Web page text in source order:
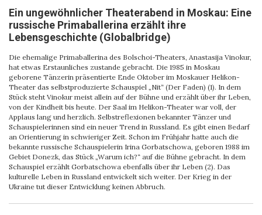
Ein ungewöhnlicher Theaterabend in Moskau: Eine
russische Primaballerina erzählt ihre
Lebensgeschichte (Globalbridge)
Die ehemalige Primaballerina des Bolschoi-Theaters, Anastasija Vinokur,
hat etwas Erstaunliches zustande gebracht. Die 1985 in Moskau
geborene Tänzerin präsentierte Ende Oktober im Moskauer Helikon-
Theater das selbstproduzierte Schauspiel „Nit“ (Der Faden) (1). In dem
Stück steht Vinokur meist allein auf der Bühne und erzählt über ihr Leben,
von der Kindheit bis heute. Der Saal im Helikon-Theater war voll, der
Applaus lang und herzlich. Selbstreflexionen bekannter Tänzer und
Schauspielerinnen sind ein neuer Trend in Russland. Es gibt einen Bedarf
an Orientierung in schwieriger Zeit. Schon im Frühjahr hatte auch die
bekannte russische Schauspielerin Irina Gorbatschowa, geboren 1988 im
Gebiet Donezk, das Stück „Warum ich?“ auf die Bühne gebracht. In dem
Schauspiel erzählt Gorbatschowa ebenfalls über ihr Leben (2). Das
kulturelle Leben in Russland entwickelt sich weiter. Der Krieg in der
Ukraine tut dieser Entwicklung keinen Abbruch.